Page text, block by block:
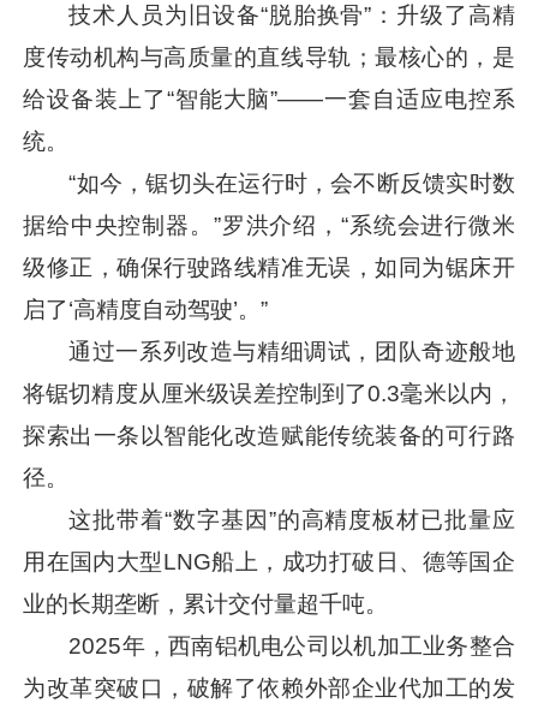
技术人员为旧设备“脱胎换骨”：升级了高精
度传动机构与高质量的直线导轨；最核心的，是
给设备装上了“智能大脑”——一套自适应电控系
统。
“如今，锯切头在运行时，会不断反馈实时数
据给中央控制器。”罗洪介绍，“系统会进行微米
级修正，确保行驶路线精准无误，如同为锯床开
启了‘高精度自动驾驶’。”
通过一系列改造与精细调试，团队奇迹般地
将锯切精度从厘米级误差控制到了0.3毫米以内，
探索出一条以智能化改造赋能传统装备的可行路
径。
这批带着“数字基因”的高精度板材已批量应
用在国内大型LNG船上，成功打破日、德等国企
业的长期垄断，累计交付量超千吨。
2025年，西南铝机电公司以机加工业务整合
为改革突破口，破解了依赖外部企业代加工的发